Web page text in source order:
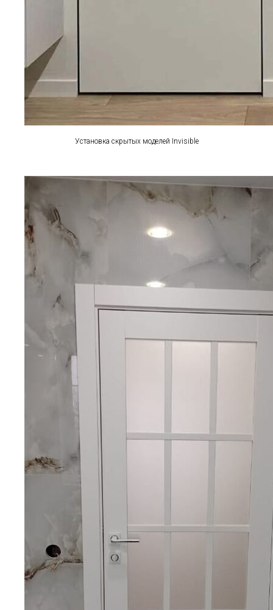
Установка скрытых моделей Invisible